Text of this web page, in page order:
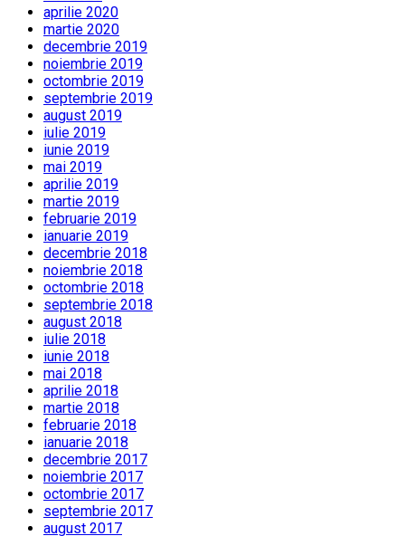
aprilie 2020
martie 2020
decembrie 2019
noiembrie 2019
octombrie 2019
septembrie 2019
august 2019
iulie 2019
iunie 2019
mai 2019
aprilie 2019
martie 2019
februarie 2019
ianuarie 2019
decembrie 2018
noiembrie 2018
octombrie 2018
septembrie 2018
august 2018
iulie 2018
iunie 2018
mai 2018
aprilie 2018
martie 2018
februarie 2018
ianuarie 2018
decembrie 2017
noiembrie 2017
octombrie 2017
septembrie 2017
august 2017